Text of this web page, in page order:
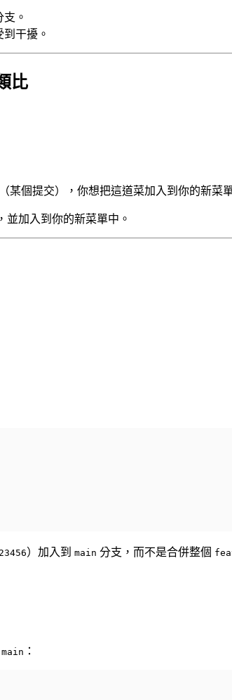
。
干擾。
比
某個提交），你想把這道菜加入到你的新菜
並加入到你的新菜單中。
）加入到 main 分支，而不是合併整個
main ：